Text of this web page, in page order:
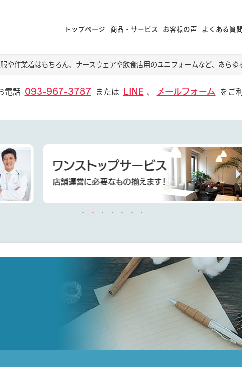
トップページ 商品・サービス お客様の声 よくある質問
作業着はもちろん、ナースウェアや飲食店用のユニフォームなど、あらゆ
電話 093-967-3787 または LINE 、 メールフォーム をご